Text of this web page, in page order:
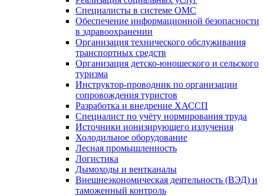
Специалисты в системе ОМС
Обеспечение информационной безопасности
в здравоохранении
Организация технического обслуживания
транспортных средств
Организация детско-юношеского и сельского
туризма
Инструктор-проводник по организации
сопровождения туристов
Разработка и внедрение ХАССП
Специалист по учёту нормирования труда
Источники ионизирующего излучения
Холодильное оборудование
Лесная промышленность
Логистика
Дымоходы и вентканалы
Внешнеэкономическая деятельность (ВЭД) и
таможенный контроль